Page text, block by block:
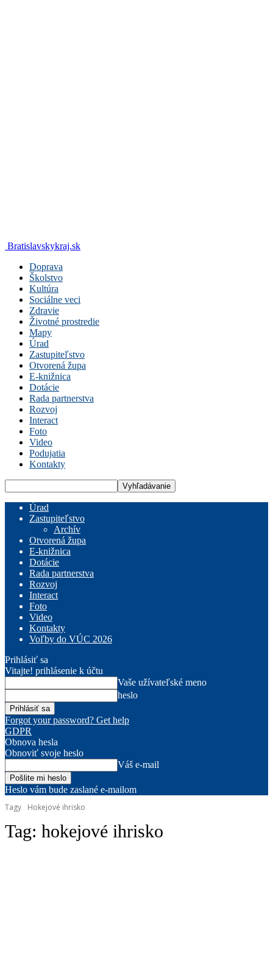
Bratislavskykraj.sk
Doprava
Školstvo
Kultúra
Sociálne veci
Zdravie
Životné prostredie
Mapy
Úrad
Zastupiteľstvo
Otvorená župa
E-knižnica
Dotácie
Rada partnerstva
Rozvoj
Interact
Foto
Video
Podujatia
Kontakty
Úrad
Zastupiteľstvo
Archív
Otvorená župa
E-knižnica
Dotácie
Rada partnerstva
Rozvoj
Interact
Foto
Video
Kontakty
Voľby do VÚC 2026
Prihlásiť sa
Vitajte! prihlásenie k účtu
Vaše užívateľské meno
heslo
Forgot your password? Get help
GDPR
Obnova hesla
Obnoviť svoje heslo
Váš e-mail
Heslo vám bude zaslané e-mailom
Tagy
Hokejové ihrisko
Tag: hokejové ihrisko